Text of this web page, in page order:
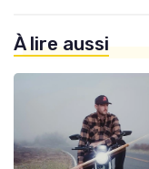
À lire aussi